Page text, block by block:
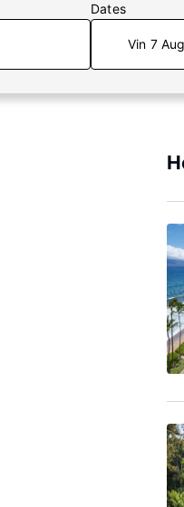
Dates
Vin 7